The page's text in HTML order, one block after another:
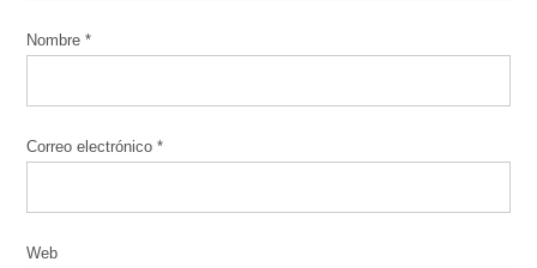
Nombre*
Correo electrónico*
Web